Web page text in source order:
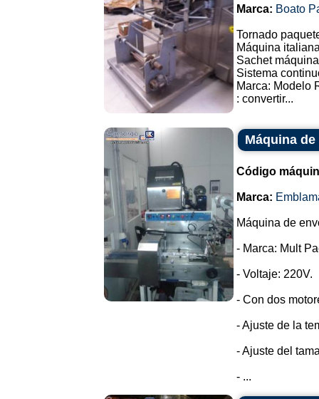
Marca: Boato
Tornado
Máquina
Sachet
Sistema
Marca: Modelo
: convertir...
Máquina
Código
Marca:
Máquina de
- Marca: Mult
- Voltaje: 220V.
- Con dos
- Ajuste de la
- Ajuste del
- ...